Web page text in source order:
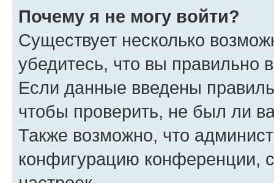
Почему я не могу войти?
Существует несколько
убедитесь, что вы правильно
Если данные введены
чтобы проверить, не был ли
Также возможно, что
конфигурацию конференции,